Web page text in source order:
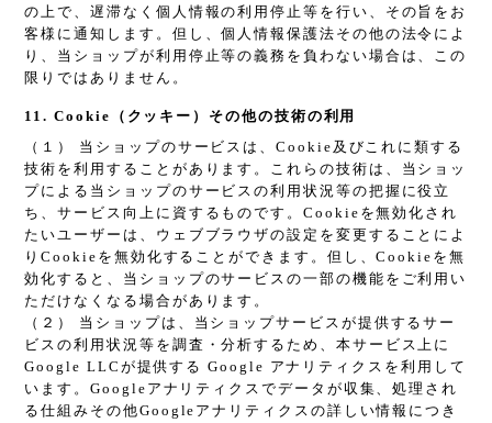
の上で、遅滞なく個人情報の利用停止等を行い、その旨をお
客様に通知します。但し、個人情報保護法その他の法令によ
り、当ショップが利用停止等の義務を負わない場合は、この
限りではありません。
11. Cookie（クッキー）その他の技術の利用
（１） 当ショップのサービスは、Cookie及びこれに類する
技術を利用することがあります。これらの技術は、当ショッ
プによる当ショップのサービスの利用状況等の把握に役立
ち、サービス向上に資するものです。Cookieを無効化され
たいユーザーは、ウェブブラウザの設定を変更することによ
りCookieを無効化することができます。但し、Cookieを無
効化すると、当ショップのサービスの一部の機能をご利用い
ただけなくなる場合があります。
（２） 当ショップは、当ショップサービスが提供するサー
ビスの利用状況等を調査・分析するため、本サービス上に
Google LLCが提供する Google アナリティクスを利用して
います。Googleアナリティクスでデータが収集、処理され
る仕組みその他Googleアナリティクスの詳しい情報につき